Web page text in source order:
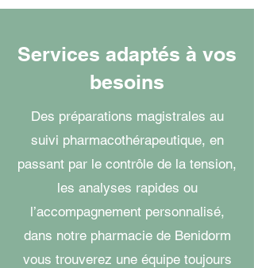
Services adaptés à vos
besoins
Des préparations magistrales au
suivi pharmacothérapeutique, en
passant par le contrôle de la tension,
les analyses rapides ou
l’accompagnement personnalisé,
dans notre pharmacie de Benidorm
vous trouverez une équipe toujours